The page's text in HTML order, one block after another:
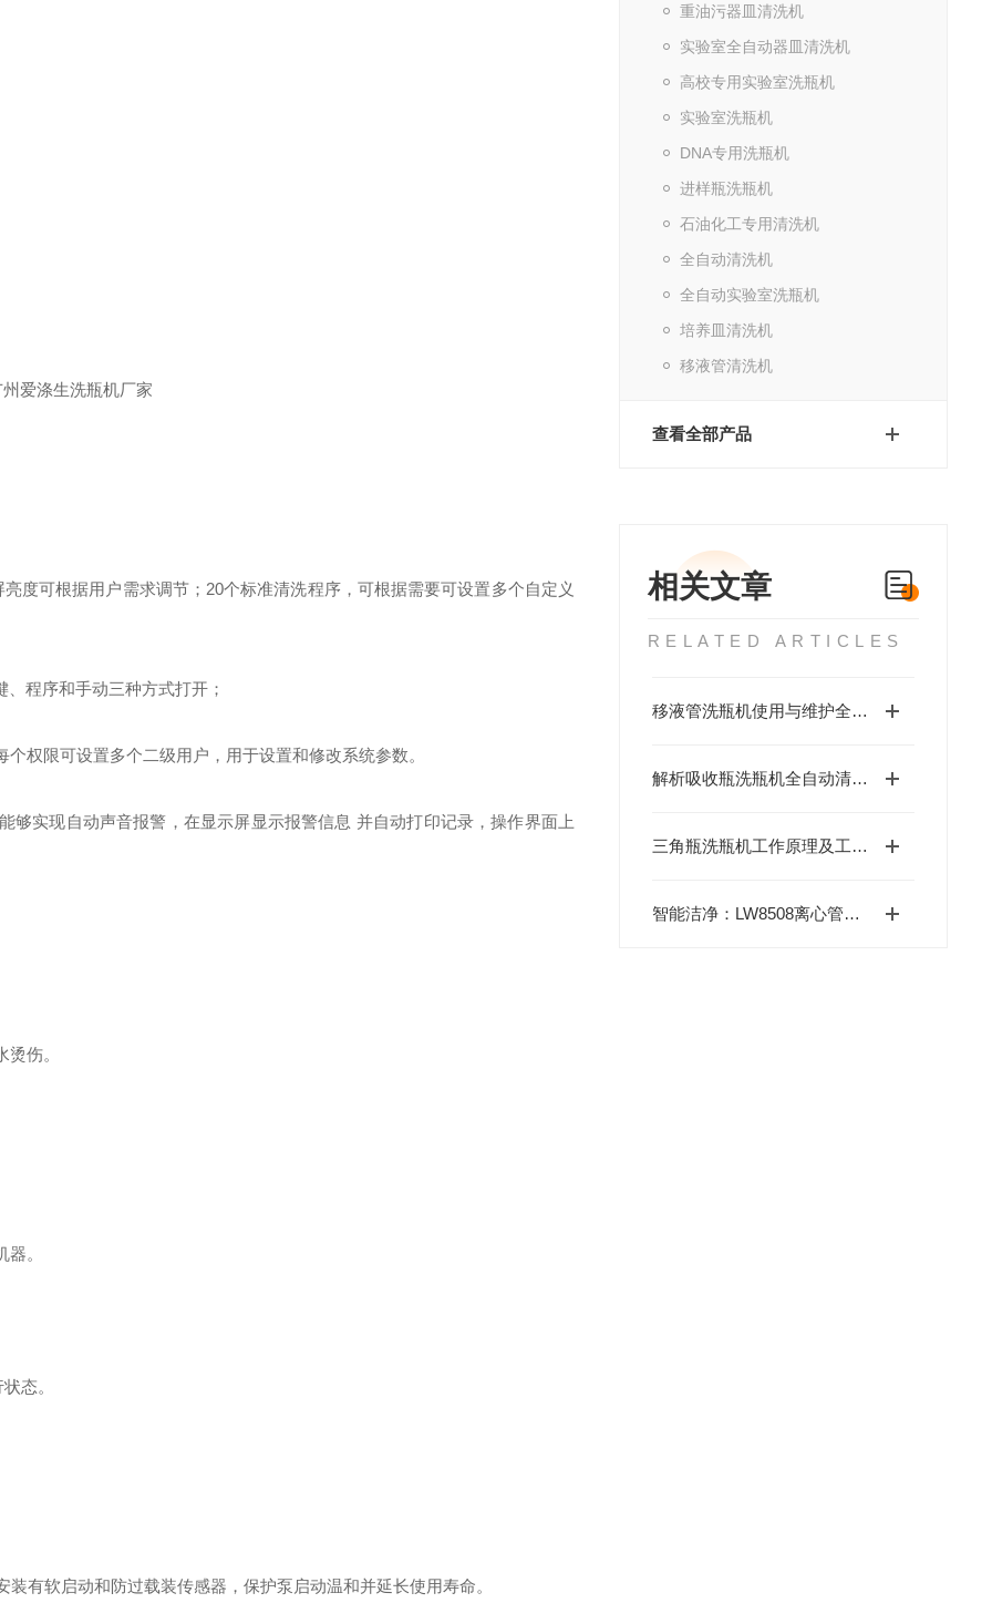
重油污器皿清洗机
实验室全自动器皿清洗机
高校专用实验室洗瓶机
实验室洗瓶机
DNA专用洗瓶机
进样瓶洗瓶机
石油化工专用清洗机
全自动清洗机
全自动实验室洗瓶机
培养皿清洗机
移液管清洗机
查看全部产品
相关文章
RELATED ARTICLES
移液管洗瓶机使用与维护全攻略
解析吸收瓶洗瓶机全自动清洗、干燥与测阻一体化工作原理
三角瓶洗瓶机工作原理及工艺动作解析
智能洁净：LW8508离心管洗瓶机全解析
亮度可根据用户需求调节； 20个标准清洗程序，可根据需要可设置多个自定义
、程序和手动三种方式打开 ；
个权限可设置多个二级用户 ，用于设置和修改系统参数。
够实现自动声音报警，在显示屏显示报警信息 并自动打印记录，操作界面上
烫伤。
。
态。
装有软启动和防过载装传感器，保护泵启动温和并延长使用寿命。